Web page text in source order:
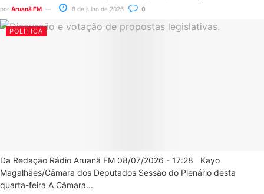
por Aruanã FM 8 de julho de 2026 0
POLÍTICA
Da Redação Rádio Aruanã FM 08/07/2026 - 17:28 Kayo
Magalhães/Câmara dos Deputados Sessão do Plenário desta
quarta-feira A Câmara...